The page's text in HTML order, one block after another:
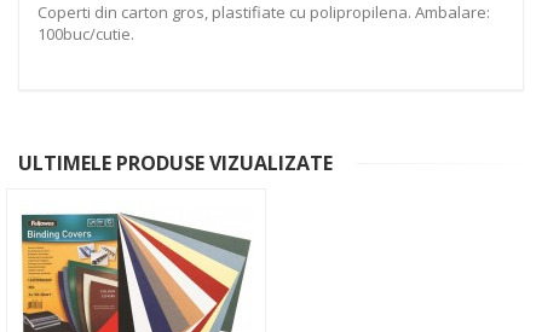
Coperti din carton gros, plastifiate cu polipropilena. Ambalare:
100buc/cutie.
ULTIMELE PRODUSE VIZUALIZATE